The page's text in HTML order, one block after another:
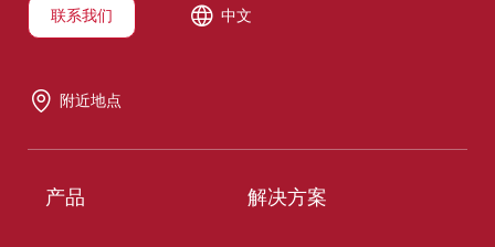
联系我们 中文
附近地点
产品 解决方案